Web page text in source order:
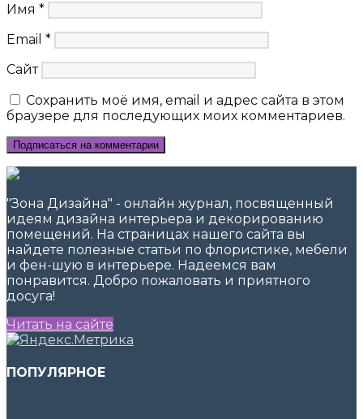
Имя *
Email *
Сайт
Сохранить моё имя, email и адрес сайта в этом
браузере для последующих моих комментариев.
"Зона Дизайна" - онлайн журнал, посвященный
идеям дизайна интерьера и декорированию
помещений. На страницах нашего сайта вы
найдете полезные статьи по флористике, мебели
и фен-шую в интерьере. Надеемся вам
понравится. Добро пожаловать и приятного
досуга!
Читать на сайте
ПОПУЛЯРНОЕ